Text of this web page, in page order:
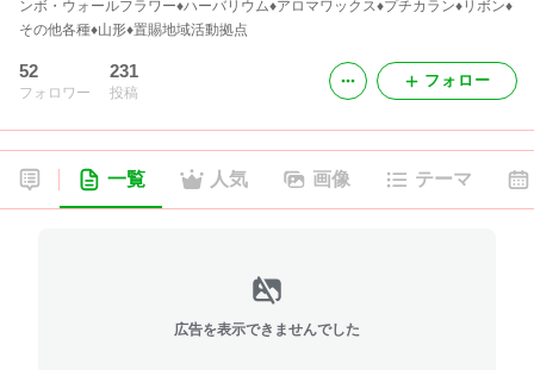
ンボ・ウォールフラワー♦️ハーバリウム♦️アロマワックス♦️プチカラン♦️リボン♦️
その他各種♦️山形♦置賜地域活動拠点
52
フォロワー
231
投稿
フォロー
一覧 人気 画像 テーマ
広告を表示できませんでした